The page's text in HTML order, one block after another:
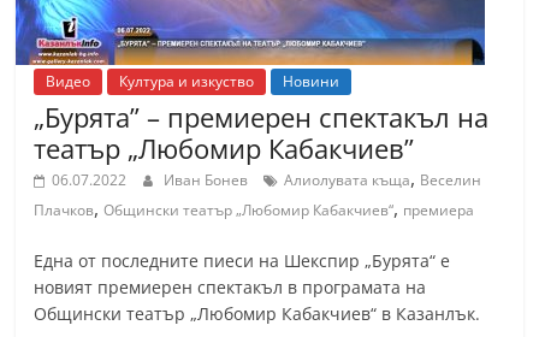
о
р
а
–
k
a
z
a
n
l
Видео Култура и изкуство Новини
„Бурята” – премиерен спектакъл на
театър „Любомир Кабакчиев”
06.07.2022 Иван Бонев Алиолувата къща, Веселин
Плачков,Общински театър „Любомир Кабакчиев“, премиера
Една от последните пиеси на Шекспир „Бурята“ е
новият премиерен спектакъл в програмата на
Общински театър „Любомир Кабакчиев“ в Казанлък.